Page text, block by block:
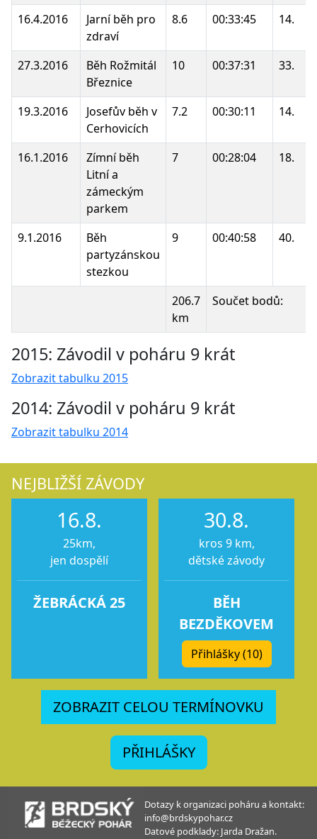
16.4.2016
Jarní běh pro
zdraví
8.6 00:33:45 14.
27.3.2016
Běh Rožmitál
Březnice
10 00:37:31 33.
19.3.2016
Josefův běh v
Cerhovicích
7.2 00:30:11 14.
16.1.2016
Zímní běh
Litní a
zámeckým
parkem
7 00:28:04 18.
9.1.2016
Běh
partyzánskou
stezkou
9 00:40:58 40.
206.7
km
Součet bodů:
2015: Závodil v poháru 9 krát
Zobrazit tabulku 2015
2014: Závodil v poháru 9 krát
Zobrazit tabulku 2014
NEJBLIŽŠÍ ZÁVODY
16.8.
25km,
jen dospělí
ŽEBRÁCKÁ 25
30.8.
kros 9 km,
dětské závody
BĚH
BEZDĚKOVEM
Přihlášky (10)
ZOBRAZIT CELOU TERMÍNOVKU
PŘIHLÁŠKY
Dotazy k organizaci poháru a kontakt:
info@brdskypohar.cz
Datové podklady: Jarda Dražan.